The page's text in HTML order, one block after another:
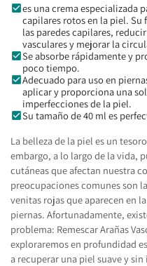
es una crema especializada
capilares rotos en la piel. Su
las paredes capilares,
vasculares y mejorar la
Se absorbe rápidamente y
poco tiempo.
Adecuado para uso en
aplicar y proporciona una
imperfecciones de la piel.
Su tamaño de 40 ml es
La belleza de la piel es un
embargo, a lo largo de la vida,
cutáneas que afectan nuestra
preocupaciones comunes son
venitas rojas que aparecen en
piernas. Afortunadamente,
problema: Remescar Arañas
exploraremos en profundidad
a recuperar una piel suave y